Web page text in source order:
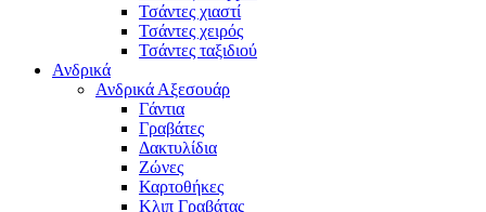
Τσάντες χιαστί
Τσάντες χειρός
Τσάντες ταξιδιού
Ανδρικά
Ανδρικά Αξεσουάρ
Γάντια
Γραβάτες
Δακτυλίδια
Ζώνες
Καρτοθήκες
Κλιπ Γραβάτας